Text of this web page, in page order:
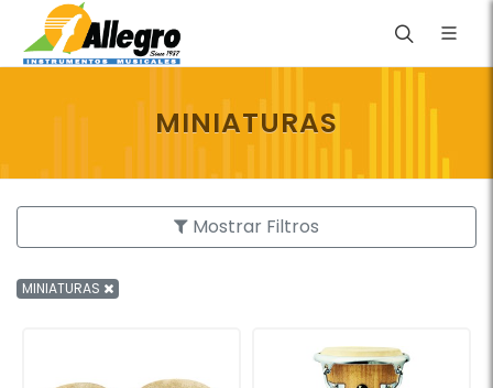
MINIATURAS
Mostrar Filtros
MINIATURAS